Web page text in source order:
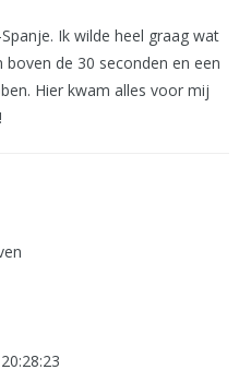
Ik wilde heel graag wat
de 30 seconden en een
Hier kwam alles voor mij